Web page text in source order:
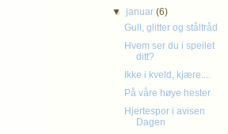
▼ januar(6)
Gull, glitter og ståltråd
Hvem ser du i speilet
ditt?
Ikke i kveld, kjære....
På våre høye hester
Hjertespor i avisen
Dagen